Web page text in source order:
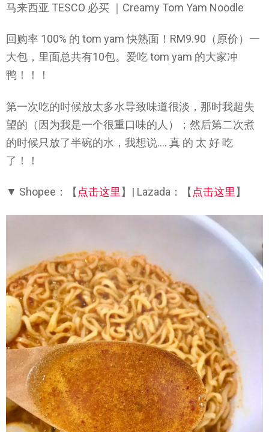
马来西亚 TESCO 必买 ｜Creamy Tom Yam Noodle
回购率 100% 的 tom yam 快熟面！RM9.90（原价）一
大包，里面总共有10包。爱吃 tom yam 的大家冲
鸭！！！
第一次吃的时候放太多水导致味道很淡，那时我超失
望的（因为我是一个很重口味的人）；然后第二次煮
的时候只放了半碗的水，我想说…. 真 的 太 好 吃
了！！
▼ Shopee：【 点击这里 】| Lazada：【 点击这里 】